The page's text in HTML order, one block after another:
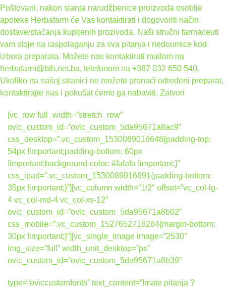
Poštovani, nakon slanja narudžbenice proizvoda osoblje
apoteke Herbafarm će Vas kontaktirati i dogovoriti način
dostave/plaćanja kupljenih prozivoda. Naši stručni farmaceuti
vam stoje na raspolaganju za sva pitanja i nedoumice kod
izbora preparata. Možete nas kontaktirati mailom na
herbafarm@bih.net.ba, telefonom na +387 032 650 540.
Ukoliko na našoj stranici ne možete pronaći određeni preparat,
kontaktirajte nas i pokušat ćemo ga nabaviti. Zatvori
[vc_row full_width=”stretch_row”
ovic_custom_id=”ovic_custom_5da95671a8ac9″
css_desktop=”.vc_custom_1530089016648{padding-top:
54px !important;padding-bottom: 60px
!important;background-color: #fafafa !important;}”
css_ipad=”.vc_custom_1530089016691{padding-bottom:
35px !important;}”][vc_column width=”1/2″ offset=”vc_col-lg-
4 vc_col-md-4 vc_col-xs-12″
ovic_custom_id=”ovic_custom_5da95671a8b02″
css_mobile=”.vc_custom_1527652716264{margin-bottom:
30px !important;}”][vc_single_image image=”2530″
img_size=”full” width_unit_desktop=”px”
ovic_custom_id=”ovic_custom_5da95671a8b39″
type=”oviccustomfonts” text_content=”Imate pitanja ?